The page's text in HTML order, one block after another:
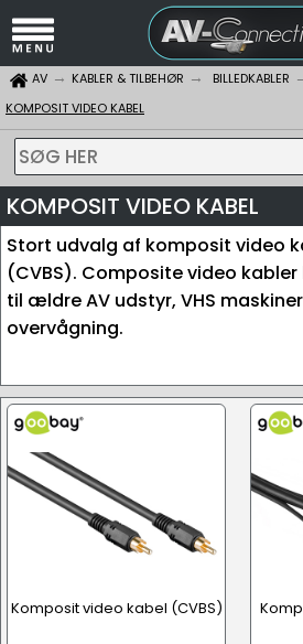
AV KABLER & TILBEHØR BILLEDKABLER
KOMPOSIT VIDEO KABEL
SØG HER
KOMPOSIT VIDEO KABEL
Stort udvalg af komposit video
(CVBS). Composite video
til ældre AV udstyr, VHS
overvågning.
Komposit video kabel (CVBS)